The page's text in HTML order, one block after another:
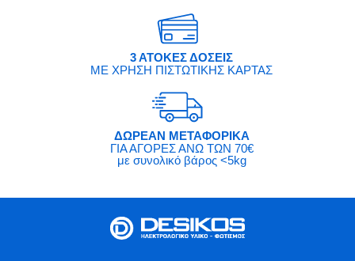
3 ΑΤΟΚΕΣ ΔΟΣΕΙΣ
ΜΕ ΧΡΗΣΗ ΠΙΣΤΩΤΙΚΗΣ ΚΑΡΤΑΣ
ΔΩΡΕΑΝ ΜΕΤΑΦΟΡΙΚΑ
ΓΙΑ ΑΓΟΡΕΣ ΑΝΩ ΤΩΝ 70€
με συνολικό βάρος <5kg